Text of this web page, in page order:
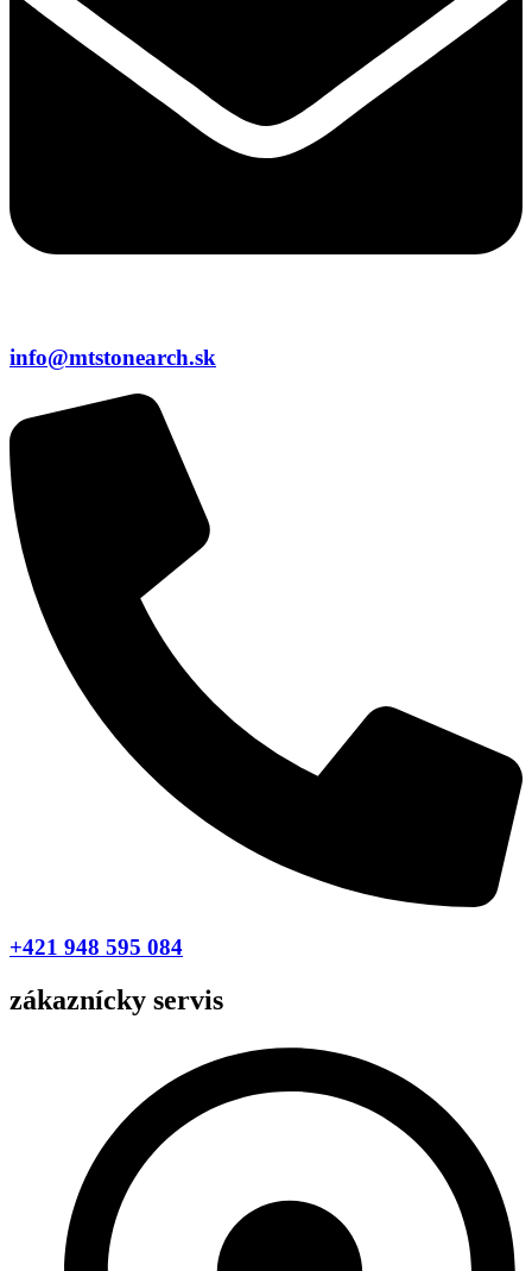
info@mtstonearch.sk
+421 948 595 084
zákaznícky servis